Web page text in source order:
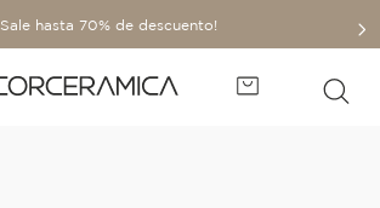
Sale hasta 70% de descuento!